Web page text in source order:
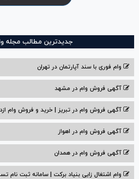
جدیدترین مطالب مجله
وام فوری با سند آپارتمان در تهران
آگهی فروش وام در مشهد
آگهی فروش وام در تبریز | خرید و فروش وام
آگهی فروش وام در اهواز
آگهی فروش وام در همدان
وام اشتغال زایی بنیاد برکت | سامانه ثبت نام